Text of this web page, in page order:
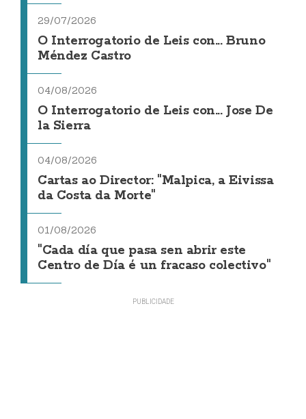
29/07/2026
O Interrogatorio de Leis con... Bruno
Méndez Castro
04/08/2026
O Interrogatorio de Leis con... Jose De
la Sierra
04/08/2026
Cartas ao Director: "Malpica, a Eivissa
da Costa da Morte"
01/08/2026
"Cada día que pasa sen abrir este
Centro de Día é un fracaso colectivo"